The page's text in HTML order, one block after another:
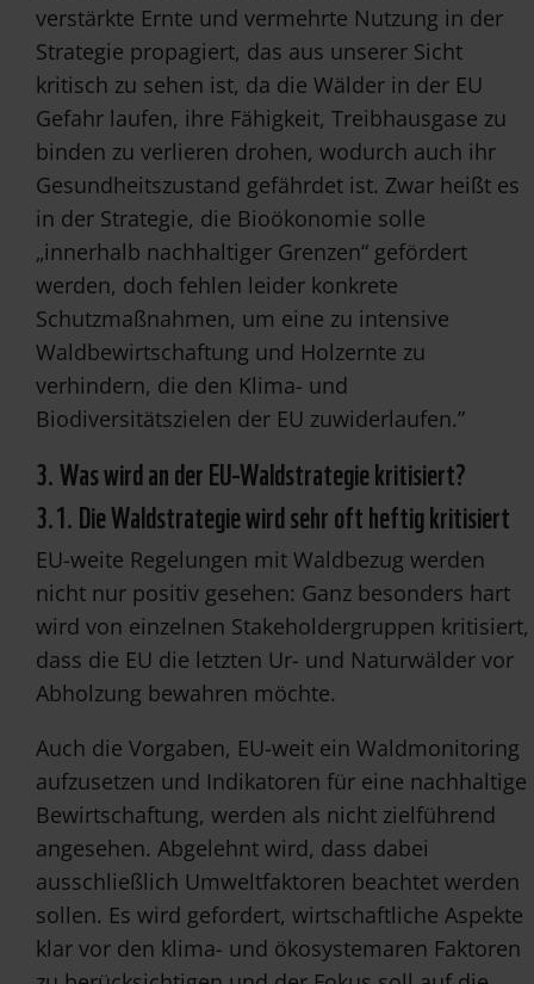
verstärkte Ernte und vermehrte Nutzung in der
Strategie propagiert, das aus unserer Sicht
kritisch zu sehen ist, da die Wälder in der EU
Gefahr laufen, ihre Fähigkeit, Treibhausgase zu
binden zu verlieren drohen, wodurch auch ihr
Gesundheitszustand gefährdet ist. Zwar heißt es
in der Strategie, die Bioökonomie solle
„innerhalb nachhaltiger Grenzen“ gefördert
werden, doch fehlen leider konkrete
Schutzmaßnahmen, um eine zu intensive
Waldbewirtschaftung und Holzernte zu
verhindern, die den Klima- und
Biodiversitätszielen der EU zuwiderlaufen.”
3. Was wird an der EU-Waldstrategie kritisiert?
3.1. Die Waldstrategie wird sehr oft heftig kritisiert
EU-weite Regelungen mit Waldbezug werden
nicht nur positiv gesehen: Ganz besonders hart
wird von einzelnen Stakeholdergruppen kritisiert,
dass die EU die letzten Ur- und Naturwälder vor
Abholzung bewahren möchte.
Auch die Vorgaben, EU-weit ein Waldmonitoring
aufzusetzen und Indikatoren für eine nachhaltige
Bewirtschaftung, werden als nicht zielführend
angesehen. Abgelehnt wird, dass dabei
ausschließlich Umweltfaktoren beachtet werden
sollen. Es wird gefordert, wirtschaftliche Aspekte
klar vor den klima- und ökosystemaren Faktoren